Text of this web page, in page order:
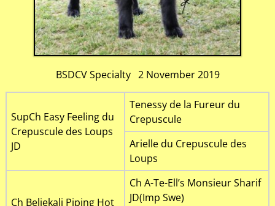
BSDCV Specialty 2 November 2019
SupCh Easy Feeling du
Crepuscule des Loups
JD
Tenessy de la Fureur du
Crepuscule
Arielle du Crepuscule des
Loups
Ch Beljekali Piping Hot
Ch A-Te-Ell’s Monsieur Sharif
JD(Imp Swe)